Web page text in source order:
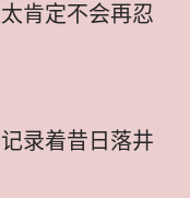
肯定不会再忍
录着昔日落井